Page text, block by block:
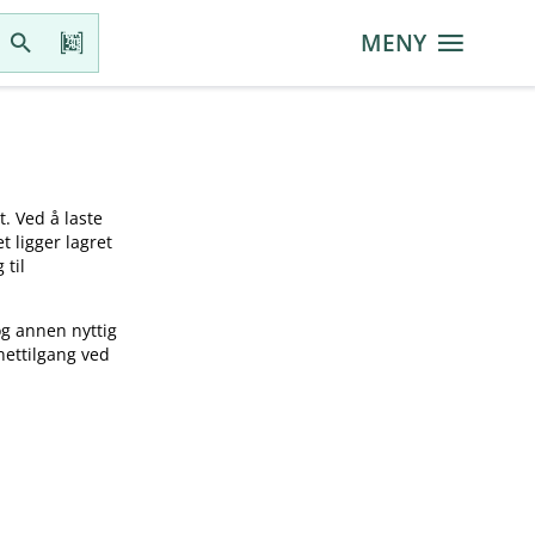
MENY
Ved å laste
ligger lagret
til
annen nyttig
ved